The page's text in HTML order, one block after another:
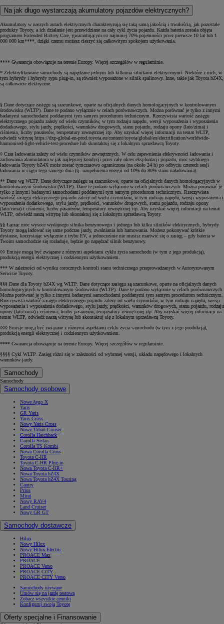
Na jak długo wystarczają akumulatory pojazdów elektrycznych?
Akumulatory w naszych autach elektrycznych charakteryzują się taką samą jakością i trwałością, jak pozostałe
produkty Toyoty, a ich działanie jest przewidziane na cały cykl życia pojazdu. Każda bateria została objęta
programem Extended Battery Care, gwarantującym co najmniej 70% pojemności przez pierwsze 10 lat lub 1
000 000 km****, dzięki czemu możesz cieszyć się całkowitym spokojem użytkowania.
**** Gwarancja obowiązuje na terenie Europy. Więcej szczegółów w regulaminie.
* Zelektryfikowane samochody są napędzane jednym lub kilkoma silnikami elektrycznymi. Niektóre z nich, w
tym hybrydy i hybrydy typu plug-in, są również wyposażone w silnik spalinowy. Inne, takie jak Toyota bZ4X,
są całkowicie elektryczne.
§ Dane dotyczące zasięgu są szacunkowe, oparte na oficjalnych danych homologacyjnych w kontrolowanym
środowisku (WLTP). Dane te podano wyłącznie w celach porównawczych. Można porównać je tylko z innymi
badanymi samochodami poddanymi tym samym procedurom technicznym. Rzeczywista wartość zasięgu
elektrycznego pojazdu zależy od wielu czynników, w tym rodzaju napędu, wersji wyposażenia i wyposażenia
dodatkowego, stylu jazdy, prędkości, warunków drogowych, stanu pojazdu, rodzaju opony (lato/zima) i
ciśnienia, liczby pasażerów, temperatury zewnętrznej itp. Aby uzyskać więcej informacji na temat WLTP,
odwiedź witrynę https://dxp-global-en-prod.toyota.eu/content/toyota/global/en/electrification/worldwide-
harmonised-light-vehicle-test-procedure lub skontaktuj się z lokalnym sprzedawcą Toyoty.
◊ Czas ładowania zależy od wielu czynników zewnętrznych. W celu zapewnienia efektywności ładowania i
zachowania akumulatora w jak najlepszej kondycji przez cały okres eksploatacji pojazdu, moc szybkiego
ładowania Toyoty bZ4X może zostać tymczasowo ograniczona (na około 24 h) po odbyciu czterech sesji
ładowania w ciągu tego samego dnia (tj. uzupełnienia energii od 10% do 80% stanu naładowania).
** Dane wg WLTP. Dane dotyczące zasięgu są szacunkowe, oparte na oficjalnych danych homologacyjnych w
kontrolowanym środowisku (WLTP). Dane te podano wyłącznie w celach porównawczych. Można porównać je
tylko z innymi badanymi samochodami poddanymi tym samym procedurom technicznym. Rzeczywista
wartość zasięgu elektrycznego pojazdu zależy od wielu czynników, w tym rodzaju napędu, wersji wyposażenia i
wyposażenia dodatkowego, stylu jazdy, prędkości, warunków drogowych, stanu pojazdu, rodzaju opony
(lato/zima) i ciśnienia, liczby pasażerów, temperatury zewnętrznej itp. Aby uzyskać więcej informacji na temat
WLTP, odwiedź naszą witrynę lub skontaktuj się z lokalnym sprzedawcą Toyoty.
§§ Łącząc moc wysoce wydajnego silnika benzynowego i jednego lub kilku silników elektrycznych, hybrydy
Toyoty mogą ładować się same podczas jazdy, zwalniania lub hamowania. Możesz pokonywać krótkie
dystanse, korzystając wyłącznie z trybu EV, a jednocześnie nie musisz martwić się o zasięg – gdy bateria w
Twoim samochodzie się rozładuje, będzie go napędzać silnik benzynowy.
◊◊ Emisje mogą być związane z różnymi aspektami cyklu życia samochodu (w tym z jego produkcją),
produkcją energii elektrycznej i codziennym użytkowaniem.
*** W zależności od wyniku corocznych kontroli stanu technicznego przeprowadzanych w Autoryzowanym
Serwisie Toyoty.
§§§ Dane dla Toyoty bZ4X wg WLTP. Dane dotyczące zasięgu są szacunkowe, oparte na oficjalnych danych
homologacyjnych w kontrolowanym środowisku (WLTP). Dane te podano wyłącznie w celach porównawczych.
Można porównać je tylko z innymi badanymi samochodami poddanymi tym samym procedurom technicznym.
Rzeczywista wartość zasięgu elektrycznego pojazdu zależy od wielu czynników, w tym rodzaju napędu, wersji
wyposażenia i wyposażenia dodatkowego, stylu jazdy, prędkości, warunków drogowych, stanu pojazdu, rodzaju
opony (lato/zima) i ciśnienia, liczby pasażerów, temperatury zewnętrznej itp. Aby uzyskać więcej informacji na
temat WLTP, odwiedź naszą witrynę lub skontaktuj się z lokalnym sprzedawcą Toyoty.
◊◊◊ Emisje mogą być związane z różnymi aspektami cyklu życia samochodu (w tym z jego produkcją),
produkcją energii elektrycznej i codziennym użytkowaniem.
**** Gwarancja obowiązuje na terenie Europy. Więcej szczegółów w regulaminie.
§§§§ Cykl WLTP. Zasięg różni się w zależności od wybranej wersji, układu napędowego i lokalnych
warunków jazdy.
Samochody
Samochody
Samochody osobowe
Nowe Aygo X
Yaris
GR Yaris
Yaris Cross
Nowy Yaris Cross
Nowy Urban Cruiser
Corolla Hatchback
Corolla Sedan
Corolla TS Kombi
Nowa Corolla Cross
Toyota C-HR
Toyota C-HR Plug-in
Nowa Toyota C-HR+
Nowa Toyota bZ4X
Nowa Toyota bZ4X Touring
Camry
Prius
Mirai
Nowy RAV4
Land Cruiser
Nowy GR GT
Samochody dostawcze
Hilux
Nowy Hilux
Nowy Hilux Electric
PROACE Max
PROACE
PROACE Verso
PROACE CITY
PROACE CITY Verso
Samochody używane
Umów się na jazdę testową
Zobacz wszystkie cenniki
Konfiguruj swoją Toyotę
Oferty specjalne i Finansowanie